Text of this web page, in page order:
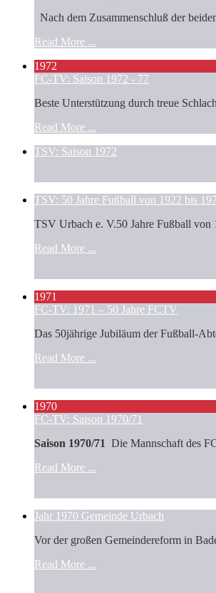
Nach dem Zusammenschluß der
Read More ...
1972
FC-TV: Saison 1972 - 77
Beste Unterstützung durch treue
Read More ...
TSV: Saison 1972
TSV: 50 Jahre Fußball von 1922 bis
TSV Urbach e. V.50 Jahre Fußball
Read More ...
1971
FC-TV: 1971 – 50 Jahre FCTV
Das 50jährige Jubiläum der Fußball-
Read More ...
1970
FC-TV: Saison 1970/71
Saison 1970/71 Die Mannschaft des
Read More ...
Jahr 1970 Gemeinde Urbach
Vor der großen Gemeindereform in
Read More ...